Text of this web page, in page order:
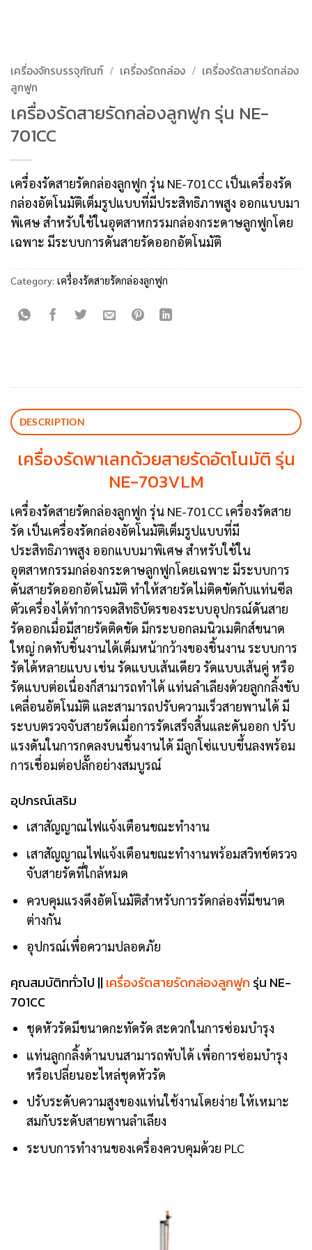
เครื่องจักรบรรจุภัณฑ์ / เครื่องรัดกล่อง / เครื่องรัดสายรัดกล่อง
ลูกฟูก
เครื่องรัดสายรัดกล่องลูกฟูก รุ่น NE-
701CC
เครื่องรัดสายรัดกล่องลูกฟูก รุ่น NE-701CC เป็นเครื่องรัด
กล่องอัตโนมัติเต็มรูปแบบที่มีประสิทธิภาพสูง ออกแบบมา
พิเศษ สำหรับใช้ในอุตสาหกรรมกล่องกระดาษลูกฟูกโดย
เฉพาะ มีระบบการดันสายรัดออกอัตโนมัติ
Category: เครื่องรัดสายรัดกล่องลูกฟูก
DESCRIPTION
เครื่องรัดพาเลทด้วยสายรัดอัตโนมัติ รุ่น
NE-703VLM
เครื่องรัดสายรัดกล่องลูกฟูก รุ่น NE-701CC เครื่องรัดสาย
รัด เป็นเครื่องรัดกล่องอัตโนมัติเต็มรูปแบบที่มี
ประสิทธิภาพสูง ออกแบบมาพิเศษ สำหรับใช้ใน
อุตสาหกรรมกล่องกระดาษลูกฟูกโดยเฉพาะ มีระบบการ
ดันสายรัดออกอัตโนมัติ ทำให้สายรัดไม่ติดขัดกับแท่นซีล
ตัวเครื่องได้ทำการจดสิทธิบัตรของระบบอุปกรณ์ดันสาย
รัดออกเมื่อมีสายรัดติดขัด มีกระบอกลมนิวเมติกส์ขนาด
ใหญ่ กดทับชิ้นงานได้เต็มหน้ากว้างของชิ้นงาน ระบบการ
รัดได้หลายแบบ เช่น รัดแบบเส้นเดียว รัดแบบเส้นคู่ หรือ
รัดแบบต่อเนื่องก็สามารถทำได้ แท่นลำเลียงด้วยลูกกลิ้งขับ
เคลื่อนอัตโนมัติ และสามารถปรับความเร็วสายพานได้ มี
ระบบตรวจจับสายรัดเมื่อการรัดเสร็จสิ้นและดันออก ปรับ
แรงดันในการกดลงบนชิ้นงานได้ มีลูกโซ่แบบขึ้นลงพร้อม
การเชื่อมต่อปลั๊กอย่างสมบูรณ์
อุปกรณ์เสริม
เสาสัญญาณไฟแจ้งเตือนขณะทำงาน
เสาสัญญาณไฟแจ้งเตือนขณะทำงานพร้อมสวิทช์ตรวจ
จับสายรัดที่ใกล้หมด
ควบคุมแรงดึงอัตโนมัติสำหรับการรัดกล่องที่มีขนาด
ต่างกัน
อุปกรณ์เพื่อความปลอดภัย
คุณสมบัติททั่วไป || เครื่องรัดสายรัดกล่องลูกฟูก รุ่น NE-
701CC
ชุดหัวรัดมีขนาดกะทัดรัด สะดวกในการซ่อมบำรุง
แท่นลูกกลิ้งด้านบนสามารถพับได้ เพื่อการซ่อมบำรุง
หรือเปลี่ยนอะไหล่ชุดหัวรัด
ปรับระดับความสูงของแท่นใช้งานโดยง่าย ให้เหมาะ
สมกับระดับสายพานลำเลียง
ระบบการทำงานของเครื่องควบคุมด้วย PLC